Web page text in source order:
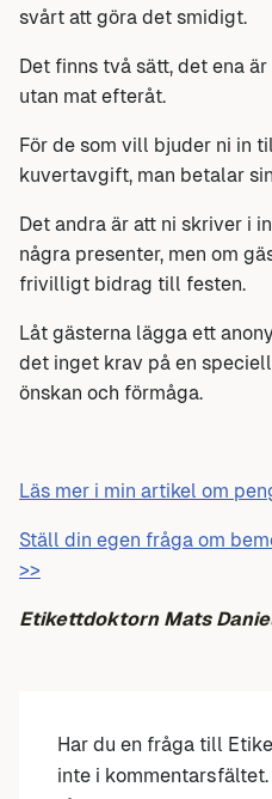
svårt att göra det smidigt.
Det finns två sätt, det ena
utan mat efteråt.
För de som vill bjuder ni in
kuvertavgift, man betalar
Det andra är att ni skriver i
några presenter, men om
frivilligt bidrag till festen.
Låt gästerna lägga ett
det inget krav på en
önskan och förmåga.
Läs mer i min artikel om
Ställ din egen fråga om
>>
Etikettdoktorn Mats
Har du en fråga till
inte i kommentarsfältet.